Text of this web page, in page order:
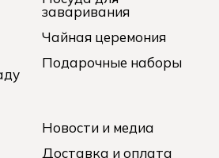
заваривания
Чайная церемония
Подарочные наборы
Новости и медиа
Доставка и оплата